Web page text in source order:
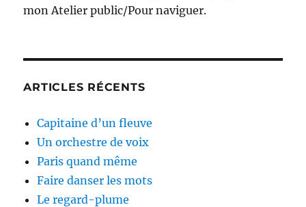
mon Atelier public/Pour naviguer.
ARTICLES RÉCENTS
Capitaine d’un fleuve
Un orchestre de voix
Paris quand même
Faire danser les mots
Le regard-plume